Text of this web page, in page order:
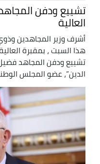
تشييع ودفن
العالية
أشرف وزير المجاهدين
هذا السبت ، بمقبرة
تشييع ودفن المجاهد
الدين”، عضو المجلس